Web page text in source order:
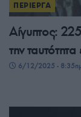
ΠΕΡΙΕΡΓΑ
Αίγυπτος:
την
6/12/2025 -